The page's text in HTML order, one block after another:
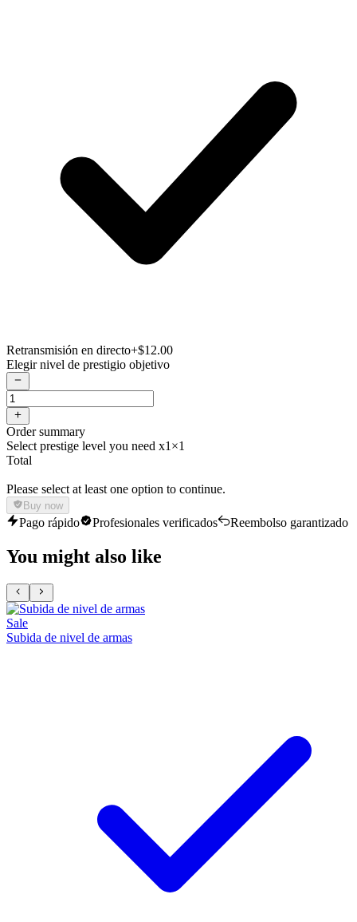
Retransmisión en directo+$12.00
Elegir nivel de prestigio objetivo
Order summary
Select prestige level you need x1 ×1
Total
Please select at least one option to continue.
Buy now
Pago rápido Profesionales verificados Reembolso garantizado
You might also like
Sale
Subida de nivel de armas